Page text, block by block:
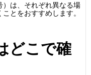
は、それぞれ異なる場
とをおすすめします。
どこで確